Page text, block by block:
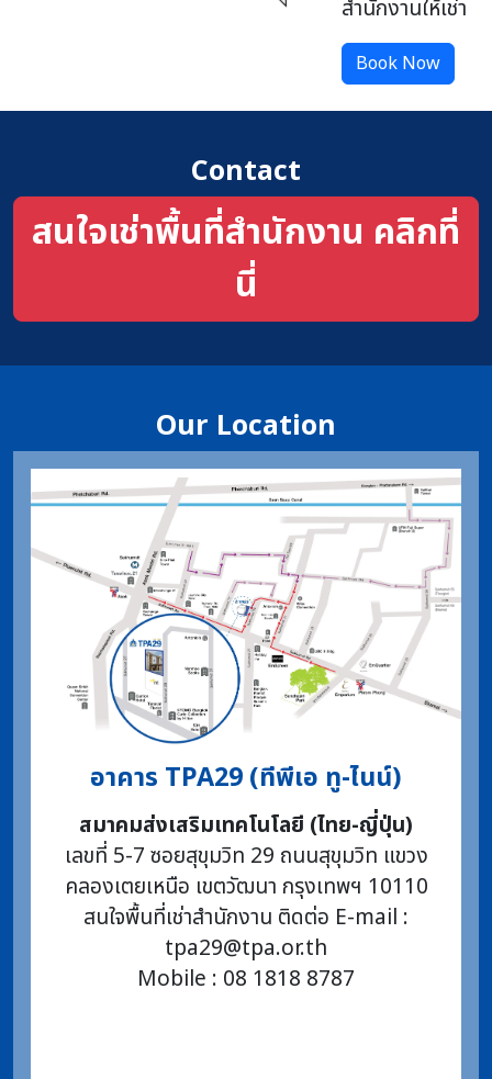
สำนักงานให้เช่า
Book Now
Contact
สนใจเช่าพื้นที่สำนักงาน คลิกที่
นี่
Our Location
อาคาร TPA29 (ทีพีเอ ทู-ไนน์)
สมาคมส่งเสริมเทคโนโลยี (ไทย-ญี่ปุ่น)
เลขที่ 5-7 ซอยสุขุมวิท 29 ถนนสุขุมวิท แขวง
คลองเตยเหนือ เขตวัฒนา กรุงเทพฯ 10110
สนใจพื้นที่เช่าสำนักงาน ติดต่อ E-mail :
tpa29@tpa.or.th
Mobile : 08 1818 8787